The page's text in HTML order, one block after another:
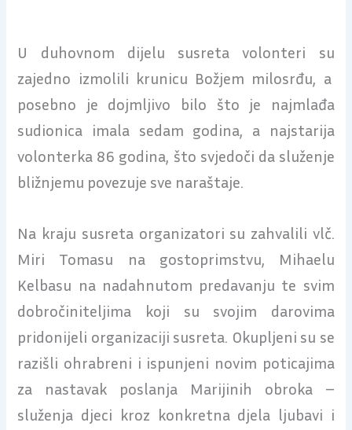
U duhovnom dijelu susreta volonteri su
zajedno izmolili krunicu Božjem milosrđu, a
posebno je dojmljivo bilo što je najmlađa
sudionica imala sedam godina, a najstarija
volonterka 86 godina, što svjedoči da služenje
bližnjemu povezuje sve naraštaje.
Na kraju susreta organizatori su zahvalili vlč.
Miri Tomasu na gostoprimstvu, Mihaelu
Kelbasu na nadahnutom predavanju te svim
dobročiniteljima koji su svojim darovima
pridonijeli organizaciji susreta. Okupljeni su se
razišli ohrabreni i ispunjeni novim poticajima
za nastavak poslanja Marijinih obroka –
služenja djeci kroz konkretna djela ljubavi i